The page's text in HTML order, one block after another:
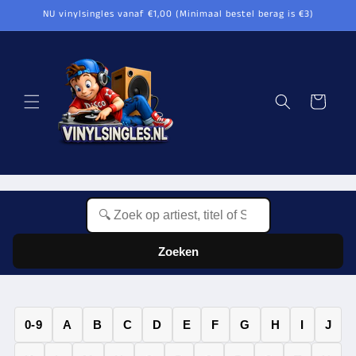
naar de
content
NU vinylsingles vanaf €1,00 (Minimaal bestel berag is €3)
Winkelwagen
Zoeken
0-9 A B C D E F G H I J